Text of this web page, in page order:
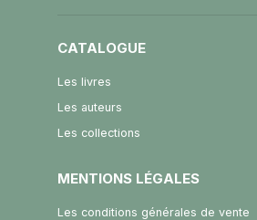
CATALOGUE
Les livres
Les auteurs
Les collections
MENTIONS LÉGALES
Les conditions générales de vente